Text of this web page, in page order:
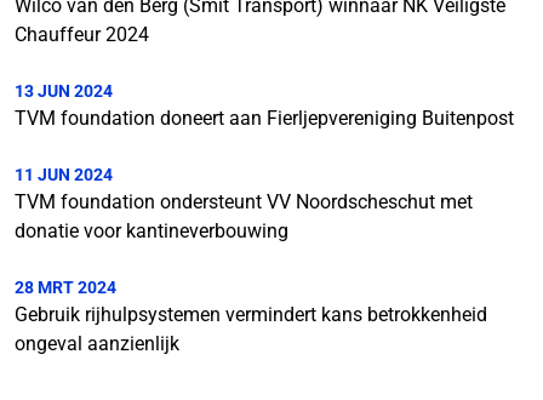
Wilco van den Berg (Smit Transport) winnaar NK Veiligste
Chauffeur 2024
13 JUN 2024
TVM foundation doneert aan Fierljepvereniging Buitenpost
11 JUN 2024
TVM foundation ondersteunt VV Noordscheschut met
donatie voor kantineverbouwing
28 MRT 2024
Gebruik rijhulpsystemen vermindert kans betrokkenheid
ongeval aanzienlijk